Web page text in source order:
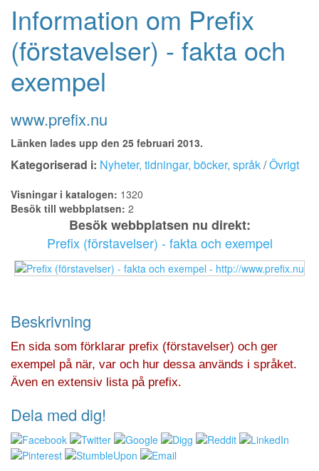
Information om Prefix
(förstavelser) - fakta och
exempel
www.prefix.nu
Länken lades upp den 25 februari 2013.
Kategoriserad i: Nyheter, tidningar, böcker, språk/Övrigt
Visningar i katalogen: 1320
Besök till webbplatsen: 2
Besök webbplatsen nu direkt:
Prefix (förstavelser) - fakta och exempel
Beskrivning
En sida som förklarar prefix (förstavelser) och ger
exempel på när, var och hur dessa används i språket.
Även en extensiv lista på prefix.
Dela med dig!